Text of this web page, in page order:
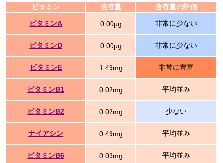
ビタミン 含有量 含有量の評価
ビタミンA 0.00μg 非常に少ない
ビタミンD 0.00μg 非常に少ない
ビタミンE 1.49mg 非常に豊富
ビタミンB1 0.02mg 平均並み
ビタミンB2 0.02mg 少ない
ナイアシン 0.49mg 平均並み
ビタミンB6 0.03mg 平均並み